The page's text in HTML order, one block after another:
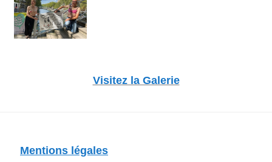
Visitez la Galerie
Mentions légales